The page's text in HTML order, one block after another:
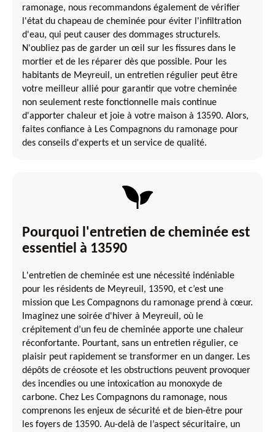
ramonage, nous recommandons également de vérifier
l'état du chapeau de cheminée pour éviter l'infiltration
d'eau, qui peut causer des dommages structurels.
N'oubliez pas de garder un œil sur les fissures dans le
mortier et de les réparer dès que possible. Pour les
habitants de Meyreuil, un entretien régulier peut être
votre meilleur allié pour garantir que votre cheminée
non seulement reste fonctionnelle mais continue
d'apporter chaleur et joie à votre maison à 13590. Alors,
faites confiance à Les Compagnons du ramonage pour
des conseils d'experts et un service de qualité.
Pourquoi l'entretien de cheminée est
essentiel à 13590
L'entretien de cheminée est une nécessité indéniable
pour les résidents de Meyreuil, 13590, et c’est une
mission que Les Compagnons du ramonage prend à cœur.
Imaginez une soirée d'hiver à Meyreuil, où le
crépitement d’un feu de cheminée apporte une chaleur
réconfortante. Pourtant, sans un entretien régulier, ce
plaisir peut rapidement se transformer en un danger. Les
dépôts de créosote et les obstructions peuvent provoquer
des incendies ou une intoxication au monoxyde de
carbone. Chez Les Compagnons du ramonage, nous
comprenons les enjeux de sécurité et de bien-être pour
les foyers de 13590. Au-delà de l’aspect sécuritaire, un